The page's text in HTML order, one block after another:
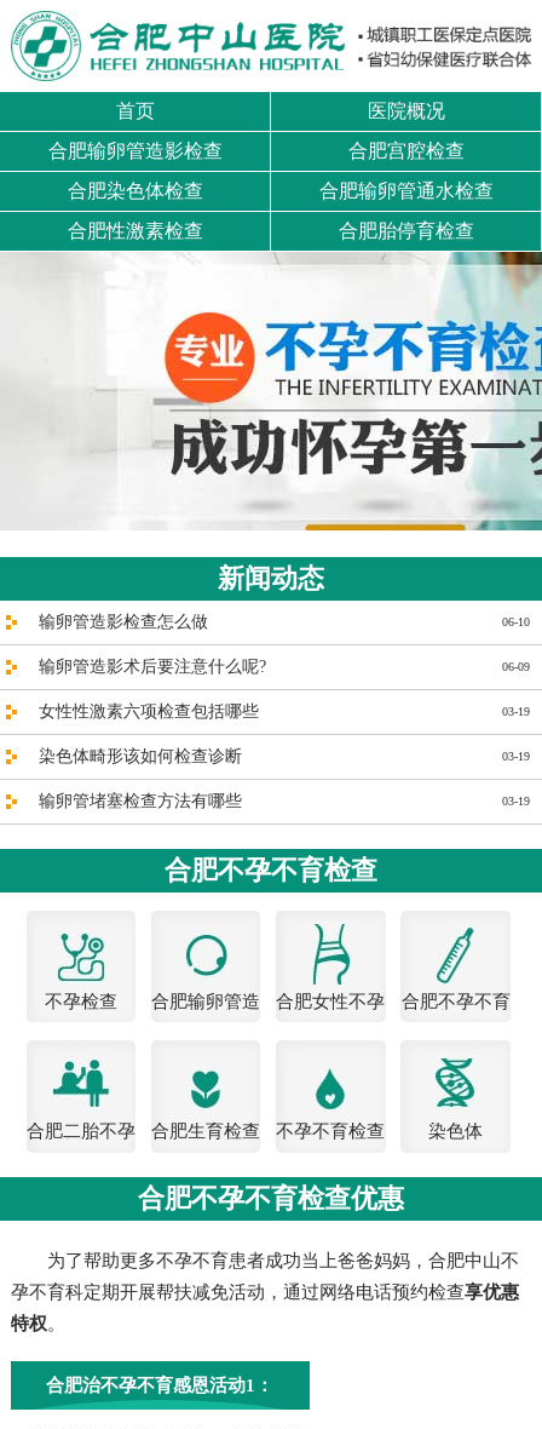
首页
医院概况
合肥输卵管造影检查
合肥宫腔检查
合肥染色体检查
合肥输卵管通水检查
合肥性激素检查
合肥胎停育检查
新闻动态
06-10
输卵管造影检查怎么做
06-09
输卵管造影术后要注意什么呢?
03-19
女性性激素六项检查包括哪些
03-19
染色体畸形该如何检查诊断
03-19
输卵管堵塞检查方法有哪些
合肥不孕不育检查
不孕检查
合肥输卵管造
合肥女性不孕
合肥不孕不育
合肥二胎不孕
合肥生育检查
不孕不育检查
染色体
合肥不孕不育检查优惠
为了帮助更多不孕不育患者成功当上爸爸妈妈，合肥中山不
孕不育科定期开展帮扶减免活动，通过网络电话预约检查享优惠
特权。
合肥治不孕不育感恩活动1：